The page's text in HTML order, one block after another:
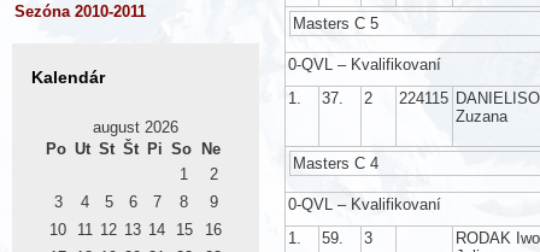
Sezóna 2010-2011
Kalendár
august 2026
Po Ut St Št Pi So
Ne
1
2
3
4 5 6 7 8
9
10
11 12 13 14 15
16
Masters C 5
0-QVL – Kvalifikovaní
1.
37. 2 224115
Zuzana
Masters C 4
0-QVL – Kvalifikovaní
1.
59. 3
RODAK